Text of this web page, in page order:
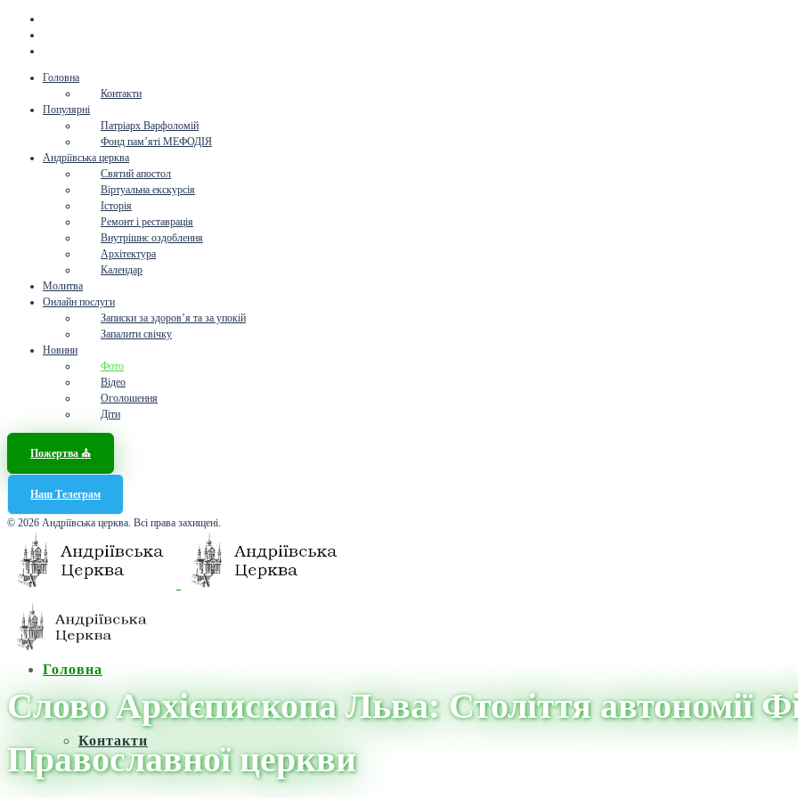
Головна
Контакти
Популярні
Патріарх Варфоломій
Фонд пам’яті МЕФОДІЯ
Андріївська церква
Святий апостол
Віртуальна екскурсія
Історія
Ремонт і реставрація
Внутрішнє оздоблення
Архітектура
Календар
Молитва
Онлайн послуги
Записки за здоров’я та за упокій
Запалити свічку
Новини
Фото
Відео
Оголошення
Діти
Пожертва ⛪️
Наш Телеграм
© 2026 Андріївська церква. Всі права захищені.
Головна
Контакти
Слово Архієпископа Льва: Століття автономії
Православної церкви